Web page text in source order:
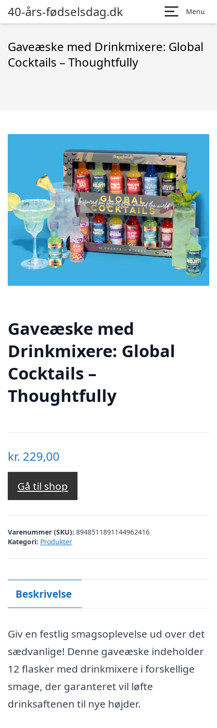
40-års-fødselsdag.dk Menu
Gaveæske med Drinkmixere: Global
Cocktails – Thoughtfully
Gaveæske med
Drinkmixere: Global
Cocktails –
Thoughtfully
kr. 229,00
Gå til shop
Varenummer (SKU): 8948511891144962416
Kategori: Produkter
Beskrivelse
Giv en festlig smagsoplevelse ud over det
sædvanlige! Denne gaveæske indeholder
12 flasker med drinkmixere i forskellige
smage, der garanteret vil løfte
drinksaftenen til nye højder.